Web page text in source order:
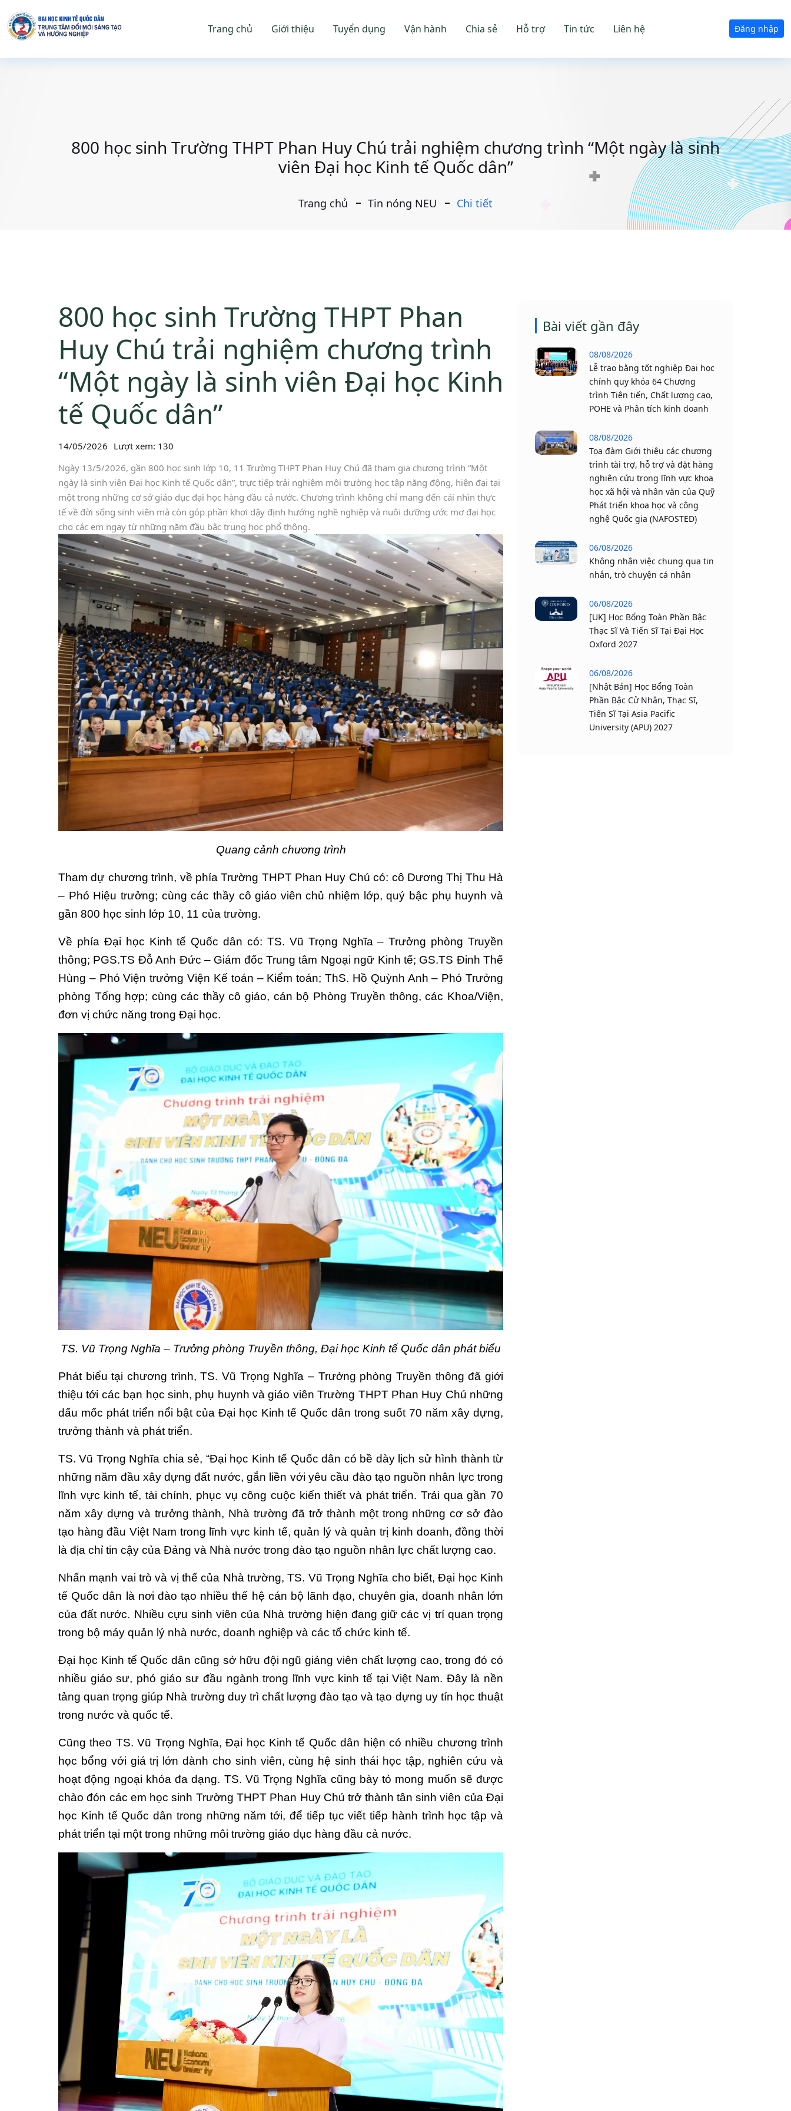
Trang chủ Giới thiệu Tuyển dụng Vận hành Chia sẻ Hỗ trợ Tin tức Liên hệ Đăng nhập
800 học sinh Trường THPT Phan Huy Chú trải nghiệm chương trình “Một ngày là sinh
viên Đại học Kinh tế Quốc dân”
Trang chủ Tin nóng NEU Chi tiết
800 học sinh Trường THPT Phan
Huy Chú trải nghiệm chương trình
“Một ngày là sinh viên Đại học Kinh
tế Quốc dân”
14/05/2026 Lượt xem: 130
Ngày 13/5/2026, gần 800 học sinh lớp 10, 11 Trường THPT Phan Huy Chú đã tham gia chương trình “Một
ngày là sinh viên Đại học Kinh tế Quốc dân”, trực tiếp trải nghiệm môi trường học tập năng động, hiện đại tại
một trong những cơ sở giáo dục đại học hàng đầu cả nước. Chương trình không chỉ mang đến cái nhìn thực
tế về đời sống sinh viên mà còn góp phần khơi dậy định hướng nghề nghiệp và nuôi dưỡng ước mơ đại học
cho các em ngay từ những năm đầu bậc trung học phổ thông.
Quang cảnh chương trình
Tham dự chương trình, về phía Trường THPT Phan Huy Chú có: cô Dương Thị Thu Hà
– Phó Hiệu trưởng; cùng các thầy cô giáo viên chủ nhiệm lớp, quý bậc phụ huynh và
gần 800 học sinh lớp 10, 11 của trường.
Về phía Đại học Kinh tế Quốc dân có: TS. Vũ Trọng Nghĩa – Trưởng phòng Truyền
thông; PGS.TS Đỗ Anh Đức – Giám đốc Trung tâm Ngoại ngữ Kinh tế; GS.TS Đinh Thế
Hùng – Phó Viện trưởng Viện Kế toán – Kiểm toán; ThS. Hồ Quỳnh Anh – Phó Trưởng
phòng Tổng hợp; cùng các thầy cô giáo, cán bộ Phòng Truyền thông, các Khoa/Viện,
đơn vị chức năng trong Đại học.
TS. Vũ Trọng Nghĩa – Trưởng phòng Truyền thông, Đại học Kinh tế Quốc dân phát biểu
Phát biểu tại chương trình, TS. Vũ Trọng Nghĩa – Trưởng phòng Truyền thông đã giới
thiệu tới các bạn học sinh, phụ huynh và giáo viên Trường THPT Phan Huy Chú những
dấu mốc phát triển nổi bật của Đại học Kinh tế Quốc dân trong suốt 70 năm xây dựng,
trưởng thành và phát triển.
TS. Vũ Trọng Nghĩa chia sẻ, “Đại học Kinh tế Quốc dân có bề dày lịch sử hình thành từ
những năm đầu xây dựng đất nước, gắn liền với yêu cầu đào tạo nguồn nhân lực trong
lĩnh vực kinh tế, tài chính, phục vụ công cuộc kiến thiết và phát triển. Trải qua gần 70
năm xây dựng và trưởng thành, Nhà trường đã trở thành một trong những cơ sở đào
tạo hàng đầu Việt Nam trong lĩnh vực kinh tế, quản lý và quản trị kinh doanh, đồng thời
là địa chỉ tin cậy của Đảng và Nhà nước trong đào tạo nguồn nhân lực chất lượng cao.
Nhấn mạnh vai trò và vị thế của Nhà trường, TS. Vũ Trọng Nghĩa cho biết, Đại học Kinh
tế Quốc dân là nơi đào tạo nhiều thế hệ cán bộ lãnh đạo, chuyên gia, doanh nhân lớn
của đất nước. Nhiều cựu sinh viên của Nhà trường hiện đang giữ các vị trí quan trọng
trong bộ máy quản lý nhà nước, doanh nghiệp và các tổ chức kinh tế.
Đại học Kinh tế Quốc dân cũng sở hữu đội ngũ giảng viên chất lượng cao, trong đó có
nhiều giáo sư, phó giáo sư đầu ngành trong lĩnh vực kinh tế tại Việt Nam. Đây là nền
tảng quan trọng giúp Nhà trường duy trì chất lượng đào tạo và tạo dựng uy tín học thuật
trong nước và quốc tế.
Cũng theo TS. Vũ Trọng Nghĩa, Đại học Kinh tế Quốc dân hiện có nhiều chương trình
học bổng với giá trị lớn dành cho sinh viên, cùng hệ sinh thái học tập, nghiên cứu và
hoạt động ngoại khóa đa dạng. TS. Vũ Trọng Nghĩa cũng bày tỏ mong muốn sẽ được
chào đón các em học sinh Trường THPT Phan Huy Chú trở thành tân sinh viên của Đại
học Kinh tế Quốc dân trong những năm tới, để tiếp tục viết tiếp hành trình học tập và
phát triển tại một trong những môi trường giáo dục hàng đầu cả nước.
Bài viết gần đây
08/08/2026
Lễ trao bằng tốt nghiệp Đại học
chính quy khóa 64 Chương
trình Tiên tiến, Chất lượng cao,
POHE và Phân tích kinh doanh
08/08/2026
Tọa đàm Giới thiệu các chương
trình tài trợ, hỗ trợ và đặt hàng
nghiên cứu trong lĩnh vực khoa
học xã hội và nhân văn của Quỹ
Phát triển khoa học và công
nghệ Quốc gia (NAFOSTED)
06/08/2026
Không nhận việc chung qua tin
nhắn, trò chuyện cá nhân
06/08/2026
[UK] Học Bổng Toàn Phần Bậc
Thạc Sĩ Và Tiến Sĩ Tại Đại Học
Oxford 2027
06/08/2026
[Nhật Bản] Học Bổng Toàn
Phần Bậc Cử Nhân, Thạc Sĩ,
Tiến Sĩ Tại Asia Pacific
University (APU) 2027